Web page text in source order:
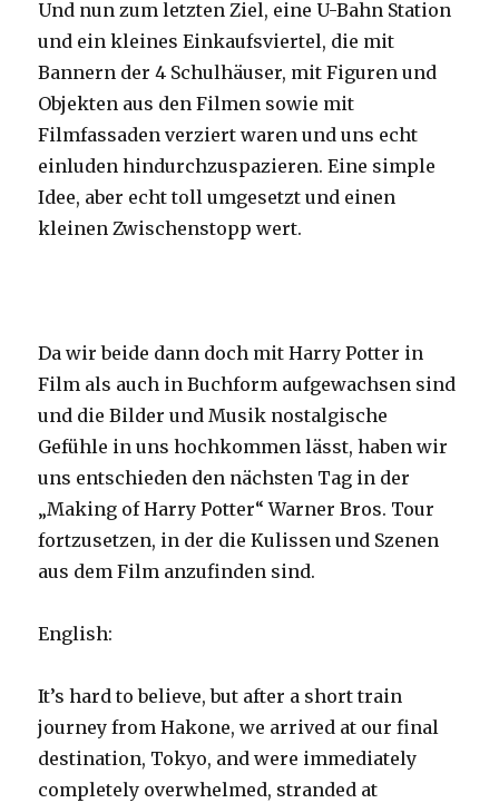
Und nun zum letzten Ziel, eine U-Bahn Station
und ein kleines Einkaufsviertel, die mit
Bannern der 4 Schulhäuser, mit Figuren und
Objekten aus den Filmen sowie mit
Filmfassaden verziert waren und uns echt
einluden hindurchzuspazieren. Eine simple
Idee, aber echt toll umgesetzt und einen
kleinen Zwischenstopp wert.
Da wir beide dann doch mit Harry Potter in
Film als auch in Buchform aufgewachsen sind
und die Bilder und Musik nostalgische
Gefühle in uns hochkommen lässt, haben wir
uns entschieden den nächsten Tag in der
„Making of Harry Potter“ Warner Bros. Tour
fortzusetzen, in der die Kulissen und Szenen
aus dem Film anzufinden sind.
English:
It’s hard to believe, but after a short train
journey from Hakone, we arrived at our final
destination, Tokyo, and were immediately
completely overwhelmed, stranded at